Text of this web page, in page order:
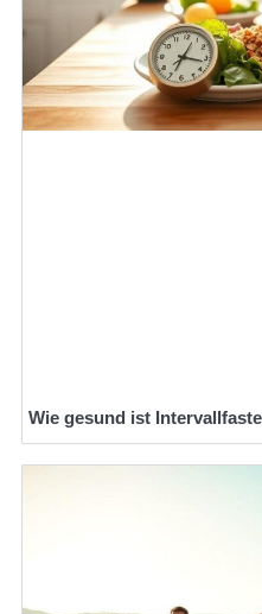
Wie gesund ist